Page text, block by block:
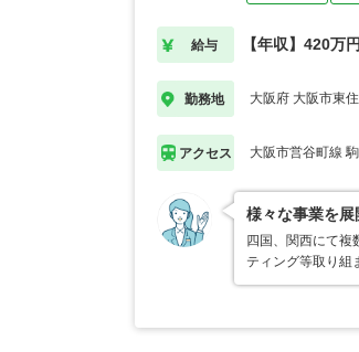
給与 【年収】420万
勤務地 大阪府 大阪市東
アクセス 大阪市営谷町線
様々な事業を展
四国、関西にて複
ティング等取り組